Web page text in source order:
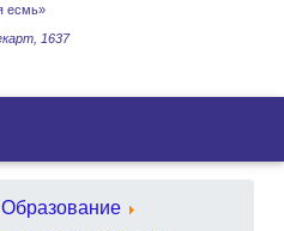
есмь»
1637
Образование